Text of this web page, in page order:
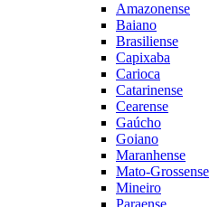
Amazonense
Baiano
Brasiliense
Capixaba
Carioca
Catarinense
Cearense
Gaúcho
Goiano
Maranhense
Mato-Grossense
Mineiro
Paraense